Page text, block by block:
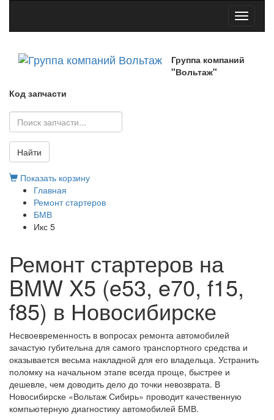
Toggle
Группа компаний
"Вольтаж"
Код запчасти
Найти
Показать корзину
Главная
Ремонт стартеров
БМВ
Икс 5
Ремонт стартеров на
BMW X5 (e53, e70, f15,
f85) в Новосибирске
Несвоевременность в вопросах ремонта автомобилей
зачастую губительна для самого транспортного средства и
оказывается весьма накладной для его владельца. Устранить
поломку на начальном этапе всегда проще, быстрее и
дешевле, чем доводить дело до точки невозврата. В
Новосибирске «Вольтаж Сибирь» проводит качественную
компьютерную диагностику автомобилей БМВ.